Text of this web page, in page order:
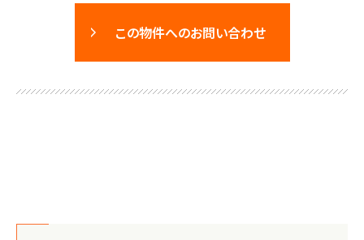
この物件へのお問い合わせ